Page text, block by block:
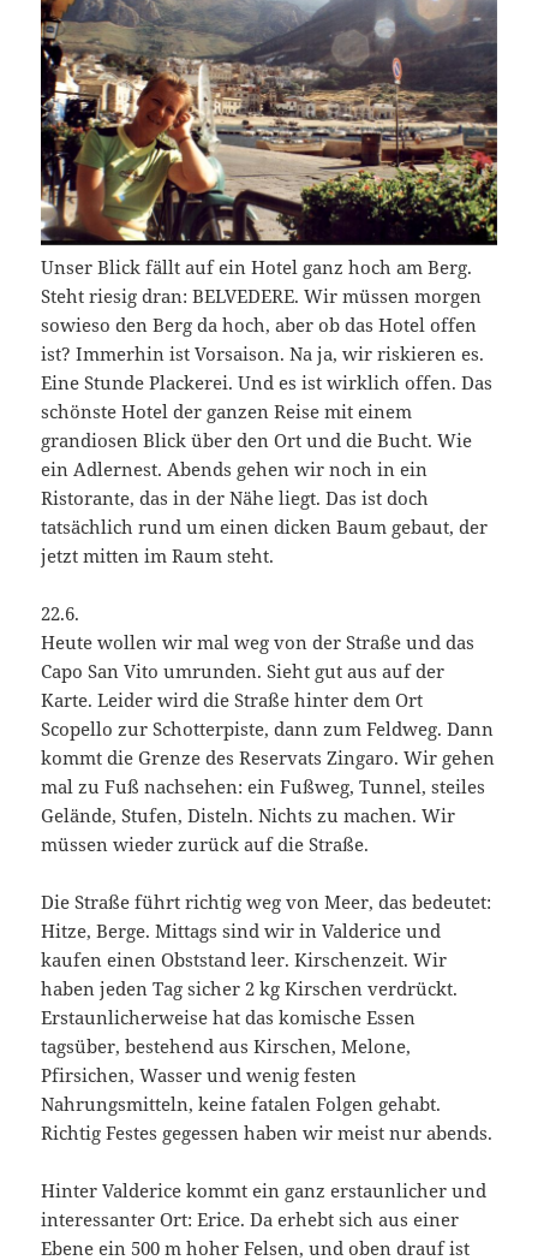
Unser Blick fällt auf ein Hotel ganz hoch am Berg.
Steht riesig dran: BELVEDERE. Wir müssen morgen
sowieso den Berg da hoch, aber ob das Hotel offen
ist? Immerhin ist Vorsaison. Na ja, wir riskieren es.
Eine Stunde Plackerei. Und es ist wirklich offen. Das
schönste Hotel der ganzen Reise mit einem
grandiosen Blick über den Ort und die Bucht. Wie
ein Adlernest. Abends gehen wir noch in ein
Ristorante, das in der Nähe liegt. Das ist doch
tatsächlich rund um einen dicken Baum gebaut, der
jetzt mitten im Raum steht.
22.6.
Heute wollen wir mal weg von der Straße und das
Capo San Vito umrunden. Sieht gut aus auf der
Karte. Leider wird die Straße hinter dem Ort
Scopello zur Schotterpiste, dann zum Feldweg. Dann
kommt die Grenze des Reservats Zingaro. Wir gehen
mal zu Fuß nachsehen: ein Fußweg, Tunnel, steiles
Gelände, Stufen, Disteln. Nichts zu machen. Wir
müssen wieder zurück auf die Straße.
Die Straße führt richtig weg von Meer, das bedeutet:
Hitze, Berge. Mittags sind wir in Valderice und
kaufen einen Obststand leer. Kirschenzeit. Wir
haben jeden Tag sicher 2 kg Kirschen verdrückt.
Erstaunlicherweise hat das komische Essen
tagsüber, bestehend aus Kirschen, Melone,
Pfirsichen, Wasser und wenig festen
Nahrungsmitteln, keine fatalen Folgen gehabt.
Richtig Festes gegessen haben wir meist nur abends.
Hinter Valderice kommt ein ganz erstaunlicher und
interessanter Ort: Erice. Da erhebt sich aus einer
Ebene ein 500 m hoher Felsen, und oben drauf ist